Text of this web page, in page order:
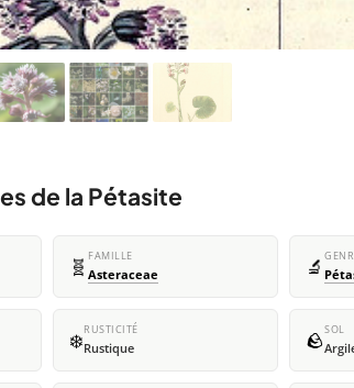
de la Pétasite
🧬 FAMILLE
Asteraceae 🔬
❄️RUSTICITÉ
Rustique 🪨SOL